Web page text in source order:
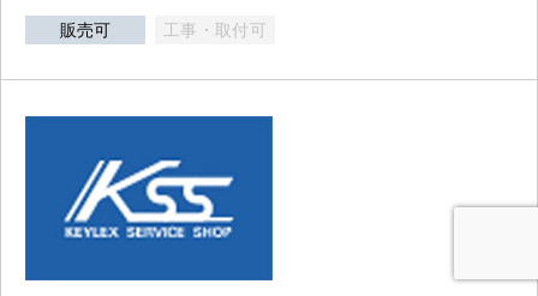
販売可 工事・取付可